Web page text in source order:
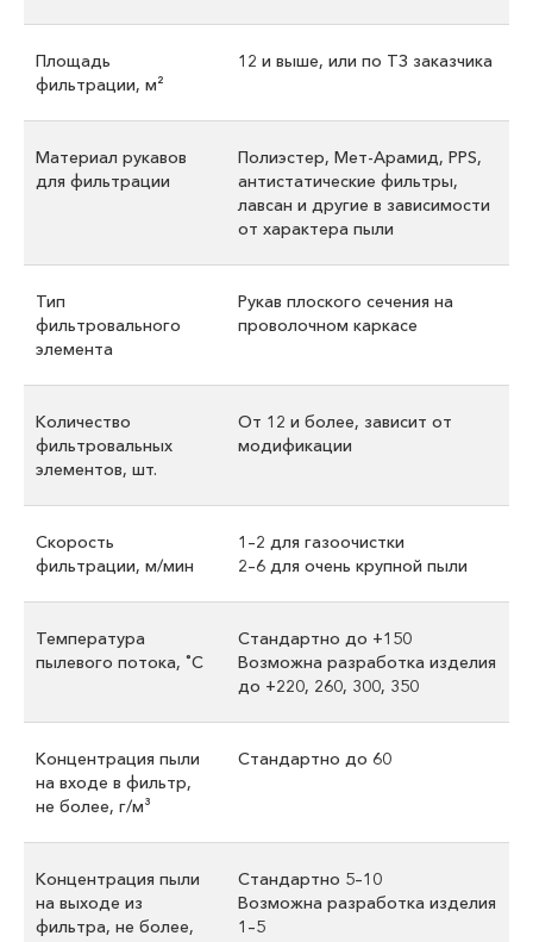
Площадь
фильтрации, м²
12 и выше, или по ТЗ заказчика
Материал рукавов
для фильтрации
Полиэстер, Мет-Арамид, PPS,
антистатические фильтры,
лавсан и другие в зависимости
от характера пыли
Тип
фильтровального
элемента
Рукав плоского сечения на
проволочном каркасе
Количество
фильтровальных
элементов, шт.
От 12 и более, зависит от
модификации
Скорость
фильтрации, м/мин
1–2 для газоочистки
2–6 для очень крупной пыли
Температура
пылевого потока, ˚C
Стандартно до +150
Возможна разработка изделия
до +220, 260, 300, 350
Концентрация пыли
на входе в фильтр,
не более, г/м³
Стандартно до 60
Концентрация пыли
на выходе из
фильтра, не более,
Стандартно 5–10
Возможна разработка изделия
1–5